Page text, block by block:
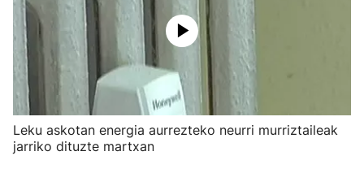
Leku askotan energia aurrezteko neurri murriztaileak
jarriko dituzte martxan